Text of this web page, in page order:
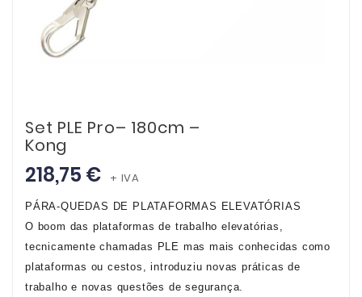
Set PLE Pro– 180cm –
Kong
218,75 € + IVA
PÁRA-QUEDAS DE PLATAFORMAS ELEVATÓRIAS
O boom das plataformas de trabalho elevatórias,
tecnicamente chamadas PLE mas mais conhecidas como
plataformas ou cestos, introduziu novas práticas de
trabalho e novas questões de segurança.